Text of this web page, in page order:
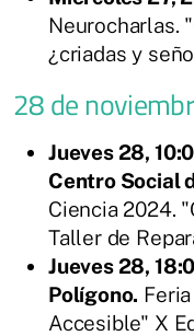
Neurocharlas.
¿criadas y
28 de
Jueves 28,
Centro Social
Ciencia 2024.
Taller de
Jueves 28,
Polígono.
Accesible" X